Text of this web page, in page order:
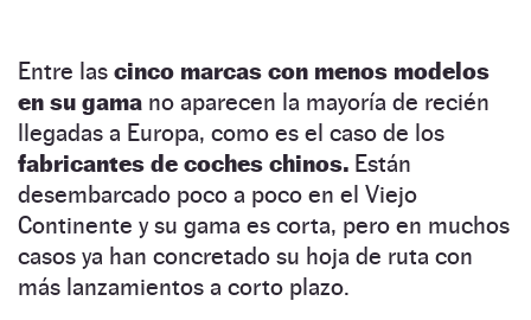
Entre las cinco marcas con menos modelos
en su gama no aparecen la mayoría de recién
llegadas a Europa, como es el caso de los
fabricantes de coches chinos. Están
desembarcado poco a poco en el Viejo
Continente y su gama es corta, pero en muchos
casos ya han concretado su hoja de ruta con
más lanzamientos a corto plazo.